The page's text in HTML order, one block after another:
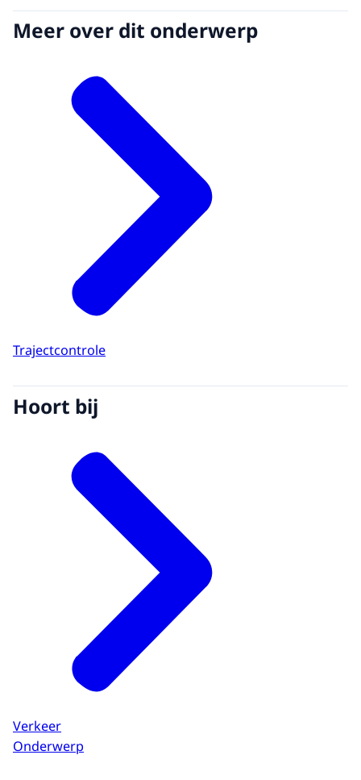
Meer over dit onderwerp
Trajectcontrole
Hoort bij
Verkeer
Onderwerp